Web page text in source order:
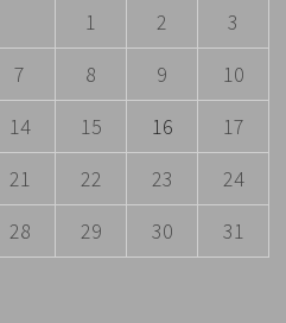
1
2
3
7 8 9
10
14 15 16
17
21 22 23
24
28 29 30
31